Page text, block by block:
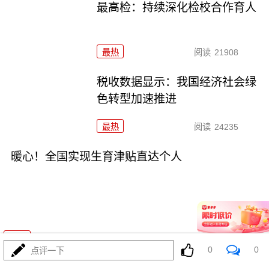
最高检：持续深化检校合作育人
最热 阅读 21908
税收数据显示：我国经济社会绿
色转型加速推进
最热 阅读 24235
暖心！全国实现生育津贴直达个人
最热 阅读 25642
点评一下 0 0